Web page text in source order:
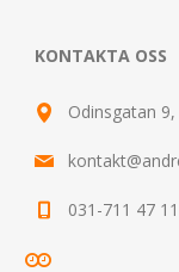
KONTAKTA OSS
Odinsgatan
031-711 47 11